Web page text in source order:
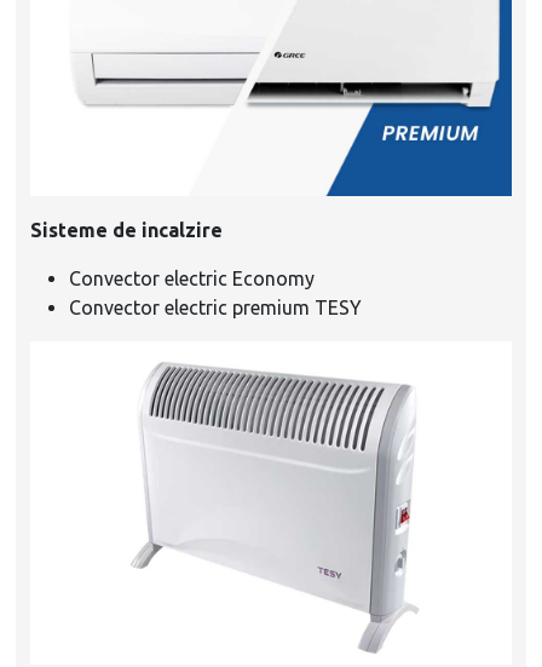
Sisteme de incalzire
Convector electric Economy
Convector electric premium TESY